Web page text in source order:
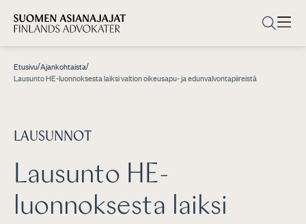
Etusivu/Ajankohtaista/
Lausunto HE-luonnoksesta laiksi valtion oikeusapu- ja edunvalvontapiireistä
LAUSUNNOT
Lausunto HE-
luonnoksesta laiksi